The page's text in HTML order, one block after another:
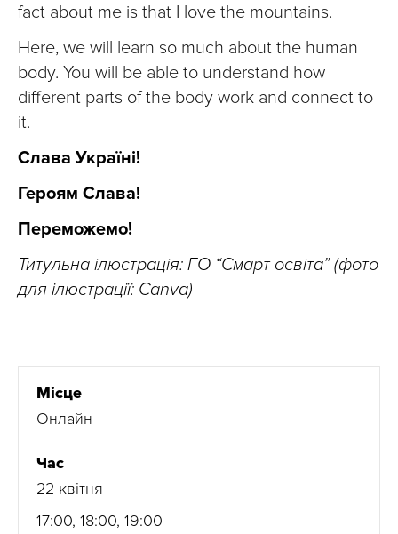
fact about me is that I love the mountains.
Here, we will learn so much about the human
body. You will be able to understand how
different parts of the body work and connect to
it.
Слава Україні!
Героям Слава!
Переможемо!
Титульна ілюстрація: ГО “Смарт освіта” (фото
для ілюстрації: Canva)
Місце
Онлайн
Час
22 квітня
17:00, 18:00, 19:00